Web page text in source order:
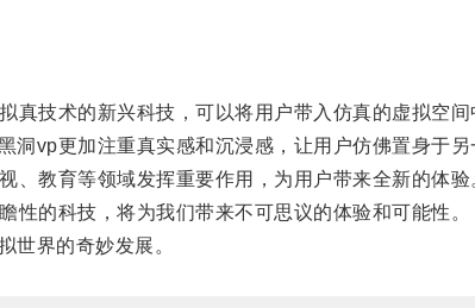
技术的新兴科技，可以将用户带入仿真的虚拟空间
vp更加注重真实感和沉浸感，让用户仿佛置身于另
教育等领域发挥重要作用，为用户带来全新的体验
的科技，将为我们带来不可思议的体验和可能性。
界的奇妙发展。